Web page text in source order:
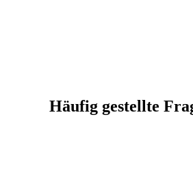
Häufig gestellte